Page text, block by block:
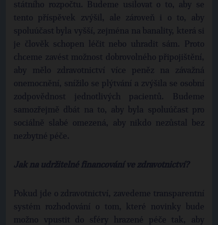
státního rozpočtu. Budeme usilovat o to, aby se
tento příspěvek zvýšil, ale zároveň i o to, aby
spoluúčast byla vyšší, zejména na banality, která si
je člověk schopen léčit nebo uhradit sám. Proto
chceme zavést možnost dobrovolného připojištění,
aby mělo zdravotnictví více peněz na závažná
onemocnění, snížilo se plýtvání a zvýšila se osobní
zodpovědnost jednotlivých pacientů. Budeme
samozřejmě dbát na to, aby byla spoluúčast pro
sociálně slabé omezená, aby nikdo nezůstal bez
nezbytné péče.
Jak na udržitelné financování ve zdravotnictví?
Pokud jde o zdravotnictví, zavedeme transparentní
systém rozhodování o tom, které novinky bude
možno vpustit do sféry hrazené péče tak, aby